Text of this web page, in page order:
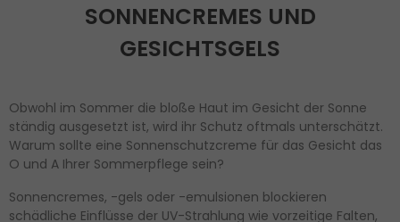
SONNENCREMES UND
GESICHTSGELS
Obwohl im Sommer die bloße Haut im Gesicht der Sonne
ständig ausgesetzt ist, wird ihr Schutz oftmals unterschätzt.
Warum sollte eine Sonnenschutzcreme für das Gesicht das
O und A Ihrer Sommerpflege sein?
Sonnencremes, -gels oder -emulsionen blockieren
schädliche Einflüsse der UV-Strahlung wie vorzeitige Falten,